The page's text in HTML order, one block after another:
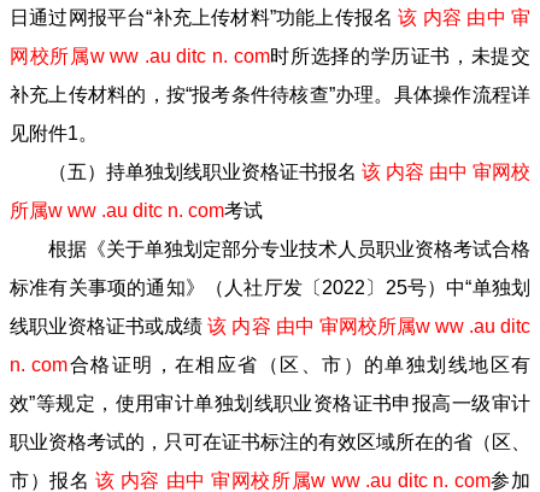
日通过网报平台“补充上传材料”功能上传报名 该 内容 由中 审
网校所属w ww .au ditc n. com时所选择的学历证书，未提交
补充上传材料的，按“报考条件待核查”办理。具体操作流程详
见附件1。
（五）持单独划线职业资格证书报名 该 内容 由中 审网校
所属w ww .au ditc n. com考试
根据《关于单独划定部分专业技术人员职业资格考试合格
标准有关事项的通知》（人社厅发〔2022〕25号）中“单独划
线职业资格证书或成绩 该 内容 由中 审网校所属w ww .au ditc
n. com合格证明，在相应省（区、市）的单独划线地区有
效”等规定，使用审计单独划线职业资格证书申报高一级审计
职业资格考试的，只可在证书标注的有效区域所在的省（区、
市）报名 该 内容 由中 审网校所属w ww .au ditc n. com参加